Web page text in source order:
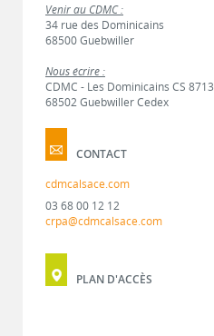
Venir au CDMC :
34 rue des Dominicains
68500 Guebwiller
Nous écrire :
CDMC - Les Dominicains CS 8713
68502 Guebwiller Cedex
CONTACT
cdmcalsace.com
03 68 00 12 12
crpa@cdmcalsace.com
PLAN D'ACCÈS